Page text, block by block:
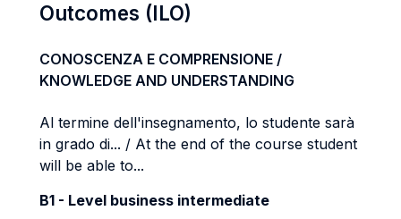
Outcomes (ILO)
CONOSCENZA E COMPRENSIONE /
KNOWLEDGE AND UNDERSTANDING
Al termine dell'insegnamento, lo studente sarà
in grado di... / At the end of the course student
will be able to...
B1 - Level business intermediate